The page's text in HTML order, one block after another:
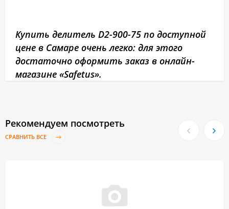
Купить делитель D2-900-75 по доступной
цене в Самаре очень легко: для этого
достаточно оформить заказ в онлайн-
магазине «Safetus».
Рекомендуем посмотреть
СРАВНИТЬ ВСЕ